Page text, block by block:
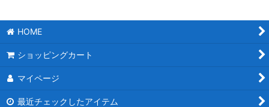
HOME
ショッピングカート
マイページ
最近チェックしたアイテム